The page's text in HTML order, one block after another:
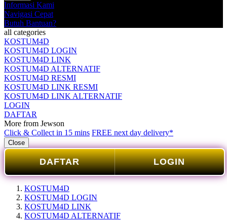
Informasi Kami
Navigasi Cepat
Butuh Bantuan?
all categories
KOSTUM4D
KOSTUM4D LOGIN
KOSTUM4D LINK
KOSTUM4D ALTERNATIF
KOSTUM4D RESMI
KOSTUM4D LINK RESMI
KOSTUM4D LINK ALTERNATIF
LOGIN
DAFTAR
More from Jewson
Click & Collect in 15 mins FREE next day delivery*
Close
DAFTAR LOGIN
KOSTUM4D
KOSTUM4D LOGIN
KOSTUM4D LINK
KOSTUM4D ALTERNATIF